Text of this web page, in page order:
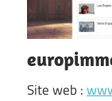
Site web :